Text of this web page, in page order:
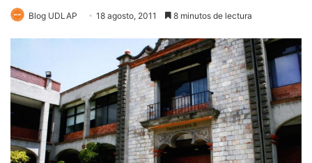
Blog UDLAP 18 agosto, 2011 8 minutos de lectura